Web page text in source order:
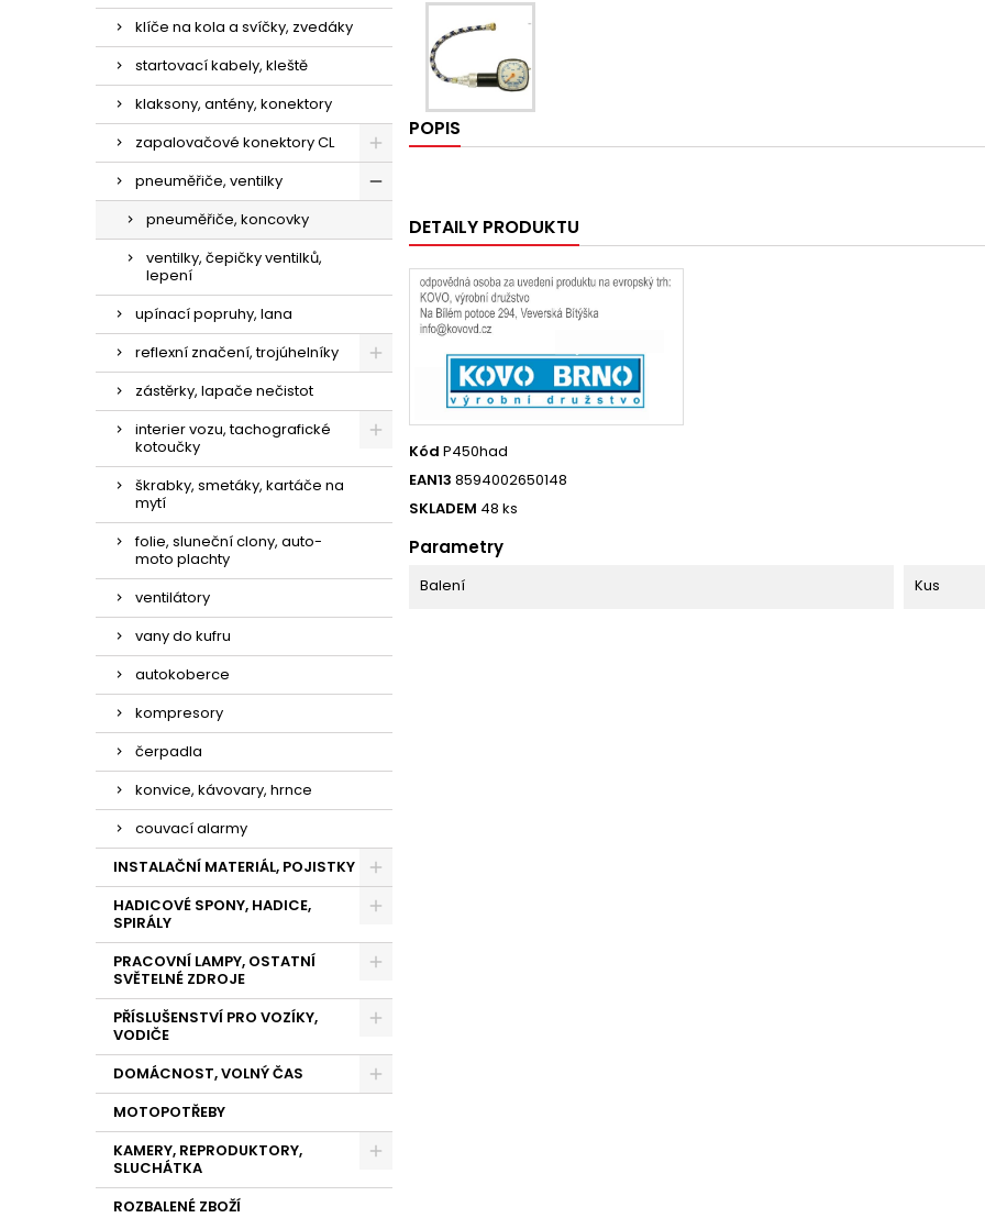
klíče na kola a svíčky, zvedáky
startovací kabely, kleště
klaksony, antény, konektory
zapalovačové konektory CL
pneuměřiče, ventilky
pneuměřiče, koncovky
ventilky, čepičky ventilků,
lepení
upínací popruhy, lana
reflexní značení, trojúhelníky
zástěrky, lapače nečistot
interier vozu, tachografické
kotoučky
škrabky, smetáky, kartáče na
mytí
folie, sluneční clony, auto-
moto plachty
ventilátory
vany do kufru
autokoberce
kompresory
čerpadla
konvice, kávovary, hrnce
couvací alarmy
INSTALAČNÍ MATERIÁL, POJISTKY
HADICOVÉ SPONY, HADICE,
SPIRÁLY
PRACOVNÍ LAMPY, OSTATNÍ
SVĚTELNÉ ZDROJE
PŘÍSLUŠENSTVÍ PRO VOZÍKY,
VODIČE
DOMÁCNOST, VOLNÝ ČAS
MOTOPOTŘEBY
KAMERY, REPRODUKTORY,
SLUCHÁTKA
ROZBALENÉ ZBOŽÍ
POPIS
DETAILY PRODUKTU
Kód P450had
EAN13 8594002650148
SKLADEM 48 ks
Parametry
Balení Kus